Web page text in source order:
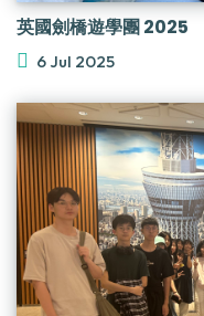
英國劍橋遊學團 2025
6 Jul 2025